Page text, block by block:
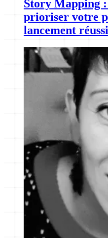
Story Mapping
prioriser votre
lancement réussi